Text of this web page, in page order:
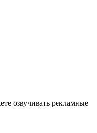
озвучивать рекламные